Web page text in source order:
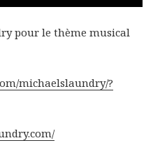
pour le thème musical
michaelslaundry/?